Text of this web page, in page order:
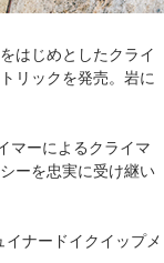
はじめとしたクライ
リックを発売。岩に
マーによるクライマ
ーを忠実に受け継い
ナードイクイップメ